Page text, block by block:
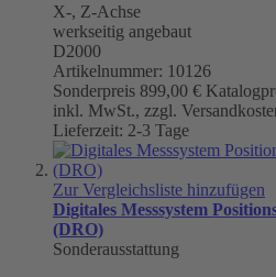
X-, Z-Achse
werkseitig angebaut
D2000
Artikelnummer: 10126
Sonderpreis 899,00 €
inkl. MwSt., zzgl.
Lieferzeit: 2-3 Tage
Zur Vergleichsliste hinzufügen
Digitales Messsystem
(DRO)
Sonderausstattung